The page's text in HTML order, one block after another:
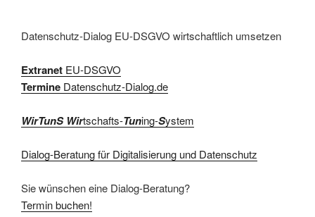
Datenschutz-Dialog EU-DSGVO wirtschaftlich umsetzen
Extranet EU-DSGVO
Termine Datenschutz-Dialog.de
WirTunS Wirtschafts-Tuning-System
Dialog-Beratung für Digitalisierung und Datenschutz
Sie wünschen eine Dialog-Beratung?
Termin buchen!